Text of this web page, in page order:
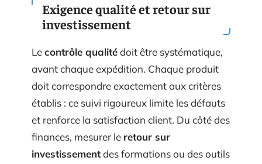
Exigence qualité et retour sur
investissement
Lecontrôle qualitédoit être systématique,
avant chaque expédition. Chaque produit
doit correspondre exactement aux critères
établis : ce suivi rigoureux limite les défauts
et renforce la satisfaction client. Du côté des
finances, mesurer le retour sur
investissementdes formations ou des outils